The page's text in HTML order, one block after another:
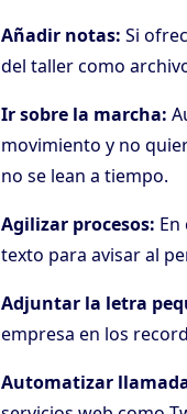
Añadir notas: Si
del taller como
Ir sobre la marcha:
movimiento y no
no se lean a tiempo.
Agilizar procesos:
texto para avisar al
Adjuntar la letra
empresa en los
Automatizar